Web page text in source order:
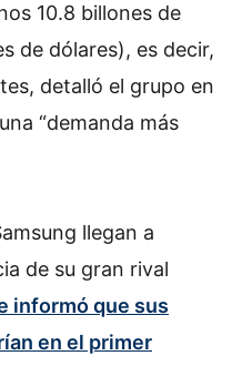
10.8 billones de
de dólares), es decir,
detalló el grupo en
“demanda más
llegan a
de su gran rival
informó que sus
en el primer